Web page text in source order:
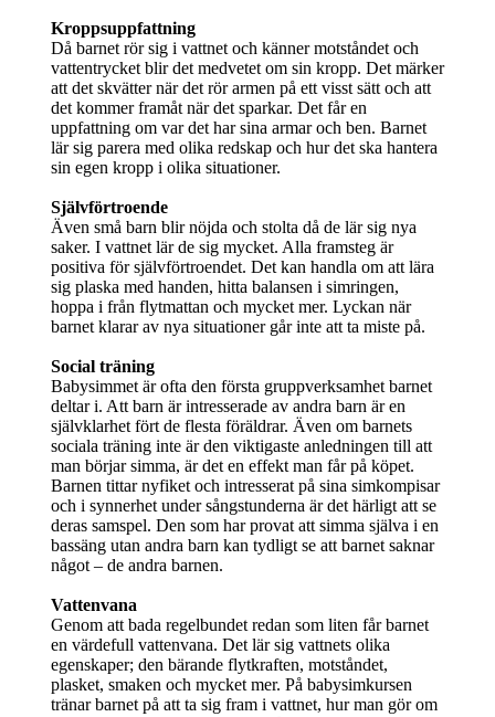
Kroppsuppfattning
Då barnet rör sig i vattnet och känner motståndet och
vattentrycket blir det medvetet om sin kropp. Det märker
att det skvätter när det rör armen på ett visst sätt och att
det kommer framåt när det sparkar. Det får en
uppfattning om var det har sina armar och ben. Barnet
lär sig parera med olika redskap och hur det ska hantera
sin egen kropp i olika situationer.
Självförtroende
Även små barn blir nöjda och stolta då de lär sig nya
saker. I vattnet lär de sig mycket. Alla framsteg är
positiva för självförtroendet. Det kan handla om att lära
sig plaska med handen, hitta balansen i simringen,
hoppa i från flytmattan och mycket mer. Lyckan när
barnet klarar av nya situationer går inte att ta miste på.
Social träning
Babysimmet är ofta den första gruppverksamhet barnet
deltar i. Att barn är intresserade av andra barn är en
självklarhet fört de flesta föräldrar. Även om barnets
sociala träning inte är den viktigaste anledningen till att
man börjar simma, är det en effekt man får på köpet.
Barnen tittar nyfiket och intresserat på sina simkompisar
och i synnerhet under sångstunderna är det härligt att se
deras samspel. Den som har provat att simma själva i en
bassäng utan andra barn kan tydligt se att barnet saknar
något – de andra barnen.
Vattenvana
Genom att bada regelbundet redan som liten får barnet
en värdefull vattenvana. Det lär sig vattnets olika
egenskaper; den bärande flytkraften, motståndet,
plasket, smaken och mycket mer. På babysimkursen
tränar barnet på att ta sig fram i vattnet, hur man gör om